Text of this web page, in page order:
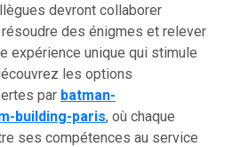
devront collaborer
des énigmes et relever
expérience unique qui stimule
les options
par batman-
building-paris, où chaque
ses compétences au service